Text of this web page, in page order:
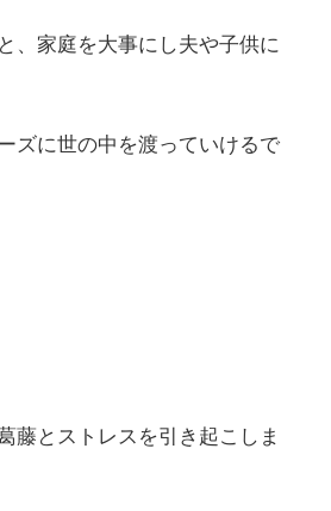
、家庭を大事にし夫や子供に
ズに世の中を渡っていけるで
藤とストレスを引き起こしま